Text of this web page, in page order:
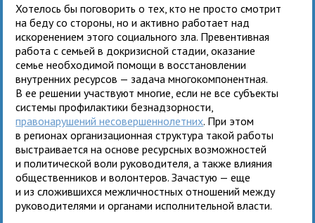
Хотелось бы поговорить о тех, кто не просто смотрит
на беду со стороны, но и активно работает над
искоренением этого социального зла. Превентивная
работа с семьей в докризисной стадии, оказание
семье необходимой помощи в восстановлении
внутренних ресурсов — задача многокомпонентная.
В ее решении участвуют многие, если не все субъекты
системы профилактики безнадзорности,
правонарушений несовершеннолетних. При этом
в регионах организационная структура такой работы
выстраивается на основе ресурсных возможностей
и политической воли руководителя, а также влияния
общественников и волонтеров. Зачастую — еще
и из сложившихся межличностных отношений между
руководителями и органами исполнительной власти.